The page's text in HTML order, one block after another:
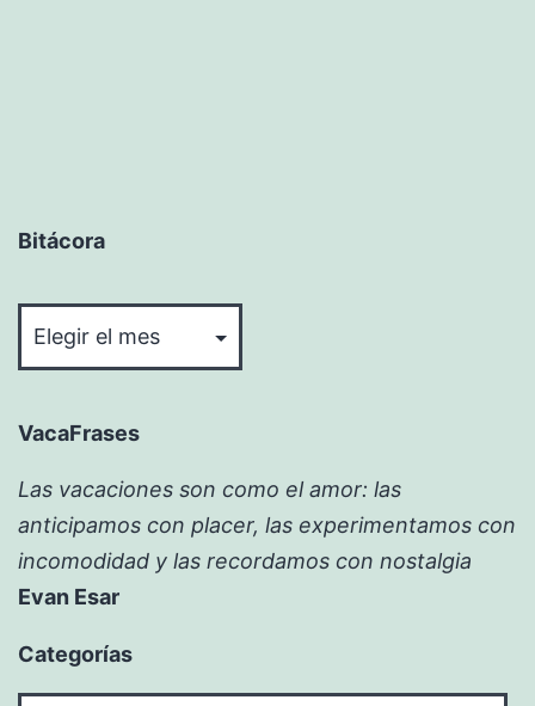
Bitácora
VacaFrases
Las vacaciones son como el amor: las
anticipamos con placer, las experimentamos con
incomodidad y las recordamos con nostalgia
Evan Esar
Categorías